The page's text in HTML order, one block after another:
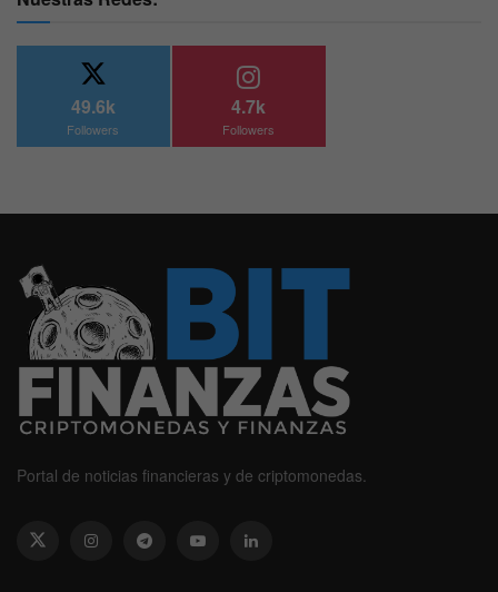
49.6k
Followers
4.7k
Followers
Portal de noticias financieras y de criptomonedas.